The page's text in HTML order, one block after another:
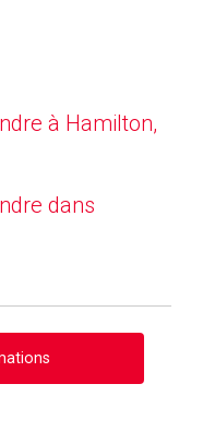
à Hamilton,
dans